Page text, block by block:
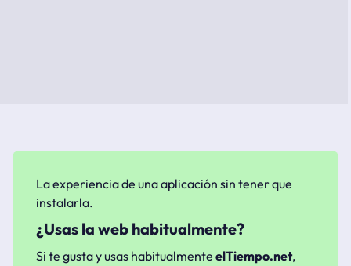
La experiencia de una aplicación sin tener que
instalarla.
¿Usas la web habitualmente?
Si te gusta y usas habitualmente elTiempo.net,